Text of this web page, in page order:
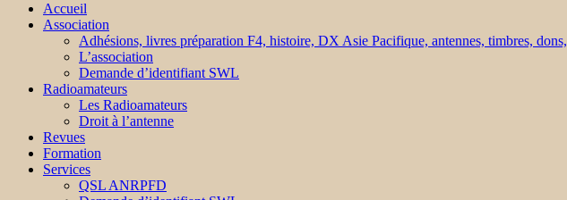
Accueil
Association
Adhésions, livres préparation F4, histoire, DX Asie Pacifique, antennes, timbres, dons,
L’association
Demande d’identifiant SWL
Radioamateurs
Les Radioamateurs
Droit à l’antenne
Revues
Formation
Services
QSL ANRPFD